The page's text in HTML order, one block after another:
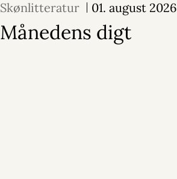
Skønlitteratur 01. august 2026
Månedens digt